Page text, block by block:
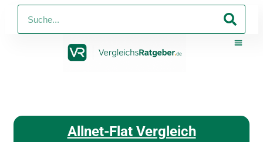
Allnet-Flat Vergleich